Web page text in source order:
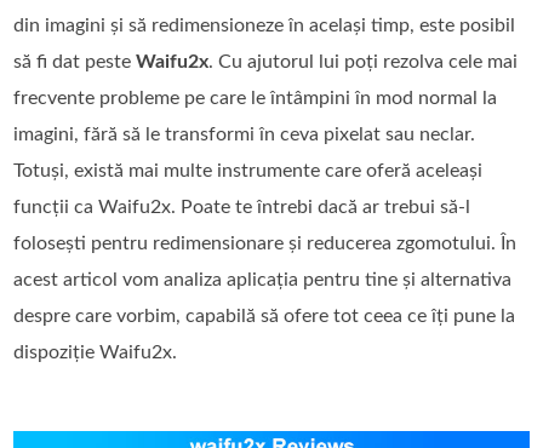
din imagini și să redimensioneze în același timp, este posibil
să fi dat pesteWaifu2x. Cu ajutorul lui poți rezolva cele mai
frecvente probleme pe care le întâmpini în mod normal la
imagini, fără să le transformi în ceva pixelat sau neclar.
Totuși, există mai multe instrumente care oferă aceleași
funcții ca Waifu2x. Poate te întrebi dacă ar trebui să-l
folosești pentru redimensionare și reducerea zgomotului. În
acest articol vom analiza aplicația pentru tine și alternativa
despre care vorbim, capabilă să ofere tot ceea ce îți pune la
dispoziție Waifu2x.